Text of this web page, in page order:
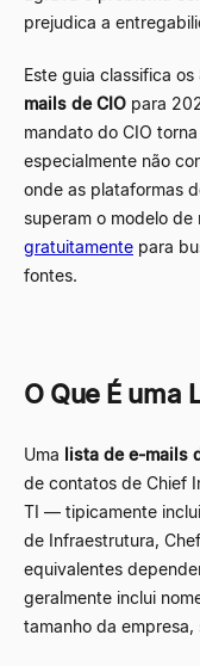
prejudica a
Este guia classifica
mails de CIO para
mandato do CIO
especialmente não
onde as plataformas
superam o modelo de
gratuitamente para
fontes.
O Que É uma
Uma lista de e-mails
de contatos de Chief
TI — tipicamente
de Infraestrutura,
equivalentes
geralmente inclui
tamanho da